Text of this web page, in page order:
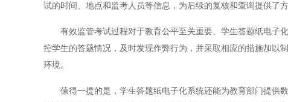
试的时间、地点和监考人员等信息，为后续的复核和查询提供了方
有效监管考试过程对于教育公平至关重要。学生答题纸电子
控学生的答题情况，及时发现作弊行为，并采取相应的措施加以
环境。
值得一提的是，学生答题纸电子化系统还能为教育部门提供